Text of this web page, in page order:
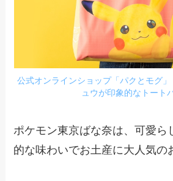
公式オンラインショップ「パクとモグ
ュウが印象的なトート
ポケモン東京ばな奈は、可愛ら
的な味わいでお土産に大人気の